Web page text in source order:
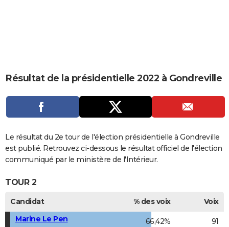
CARTE DE VOEUX
DICTIONNAIRE
Dictionnaire
Biographies
Expressions
Proverbes
PROGRAMME TV
COPAINS D'AVANT
S'inscrire
Se connecter
Lycées
Collèges
Primaires
Universités
Entreprises
Service militaire
Avis de recherche
AVIS DE DÉCÈS
FORUM
Bricolage
Culture
Television
Voyage
Résultat de la présidentielle 2022 à Gondreville
Le résultat du 2e tour de l'élection présidentielle à Gondreville
est publié. Retrouvez ci-dessous le résultat officiel de l'élection
communiqué par le ministère de l'Intérieur.
TOUR 2
Candidat % des voix
Voix
Marine Le Pen
66,42% 91